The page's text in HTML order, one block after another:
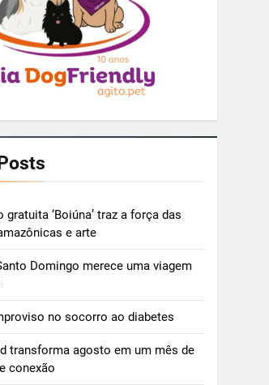
gratuita ‘Boiúna’ traz a força das
e arte
Domingo merece uma viagem
no socorro ao diabetes
transforma agosto em um mês de
conexão